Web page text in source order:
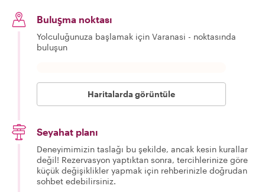
Buluşma noktası
Yolculuğunuza başlamak için Varanasi - noktasında
buluşun
Haritalarda görüntüle
Seyahat planı
Deneyimimizin taslağı bu şekilde, ancak kesin kurallar
değil! Rezervasyon yaptıktan sonra, tercihlerinize göre
küçük değişiklikler yapmak için rehberinizle doğrudan
sohbet edebilirsiniz.